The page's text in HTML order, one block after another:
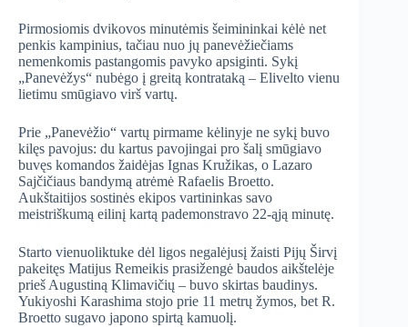
Pirmosiomis dvikovos minutėmis šeimininkai kėlė net
penkis kampinius, tačiau nuo jų panevėžiečiams
nemenkomis pastangomis pavyko apsiginti. Sykį
„Panevėžys“ nubėgo į greitą kontrataką – Elivelto vienu
lietimu smūgiavo virš vartų.
Prie „Panevėžio“ vartų pirmame kėlinyje ne sykį buvo
kilęs pavojus: du kartus pavojingai pro šalį smūgiavo
buvęs komandos žaidėjas Ignas Kružikas, o Lazaro
Sajčičiaus bandymą atrėmė Rafaelis Broetto.
Aukštaitijos sostinės ekipos vartininkas savo
meistriškumą eilinį kartą pademonstravo 22-ąją minutę.
Starto vienuoliktuke dėl ligos negalėjusį žaisti Pijų Širvį
pakeitęs Matijus Remeikis prasižengė baudos aikštelėje
prieš Augustiną Klimavičių – buvo skirtas baudinys.
Yukiyoshi Karashima stojo prie 11 metrų žymos, bet R.
Broetto sugavo japono spirtą kamuolį.